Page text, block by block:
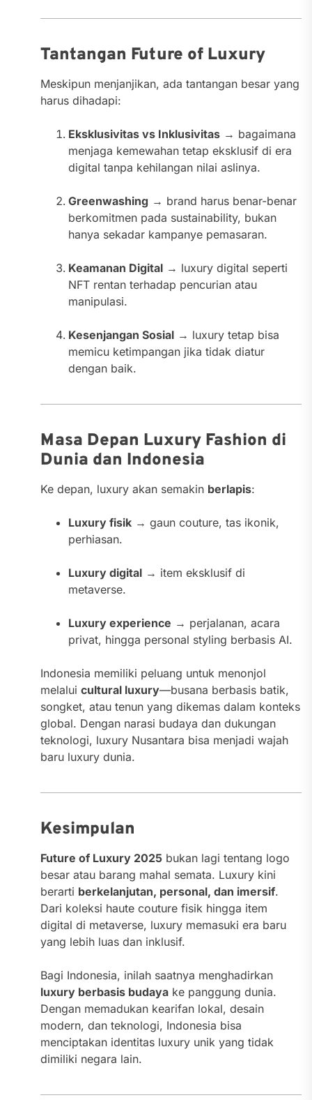
Tantangan Future of Luxury
Meskipun menjanjikan, ada tantangan besar yang
harus dihadapi:
Eksklusivitas vs Inklusivitas→ bagaimana
menjaga kemewahan tetap eksklusif di era
digital tanpa kehilangan nilai aslinya.
Greenwashing → brand harus benar-benar
berkomitmen pada sustainability, bukan
hanya sekadar kampanye pemasaran.
Keamanan Digital→ luxury digital seperti
NFT rentan terhadap pencurian atau
manipulasi.
Kesenjangan Sosial→ luxury tetap bisa
memicu ketimpangan jika tidak diatur
dengan baik.
Masa Depan Luxury Fashion di
Dunia dan Indonesia
Ke depan, luxury akan semakin berlapis:
Luxury fisik→ gaun couture, tas ikonik,
perhiasan.
Luxury digital→ item eksklusif di
metaverse.
Luxury experience → perjalanan, acara
privat, hingga personal styling berbasis AI.
Indonesia memiliki peluang untuk menonjol
melalui cultural luxury—busana berbasis batik,
songket, atau tenun yang dikemas dalam konteks
global. Dengan narasi budaya dan dukungan
teknologi, luxury Nusantara bisa menjadi wajah
baru luxury dunia.
Kesimpulan
Future of Luxury 2025bukan lagi tentang logo
besar atau barang mahal semata. Luxury kini
berarti berkelanjutan, personal, dan imersif.
Dari koleksi haute couture fisik hingga item
digital di metaverse, luxury memasuki era baru
yang lebih luas dan inklusif.
Bagi Indonesia, inilah saatnya menghadirkan
luxury berbasis budayake panggung dunia.
Dengan memadukan kearifan lokal, desain
modern, dan teknologi, Indonesia bisa
menciptakan identitas luxury unik yang tidak
dimiliki negara lain.